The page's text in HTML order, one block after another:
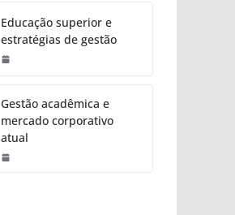
Educação superior e
estratégias de gestão
Gestão acadêmica e
mercado corporativo
atual